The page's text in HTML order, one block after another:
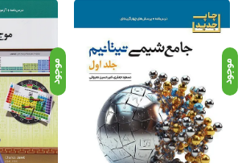
موجود موجود